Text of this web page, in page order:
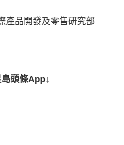
產品開發及零售研究部
頭條App↓